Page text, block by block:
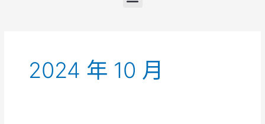
單
2024 年 10 月